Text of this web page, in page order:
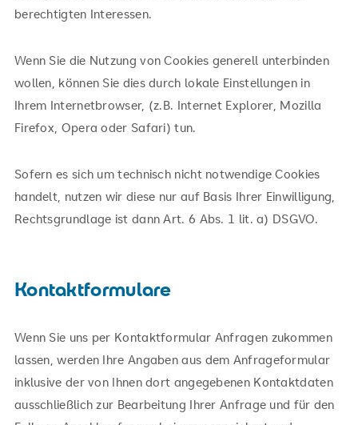
berechtigten Interessen.
Wenn Sie die Nutzung von Cookies generell unterbinden
wollen, können Sie dies durch lokale Einstellungen in
Ihrem Internetbrowser, (z.B. Internet Explorer, Mozilla
Firefox, Opera oder Safari) tun.
Sofern es sich um technisch nicht notwendige Cookies
handelt, nutzen wir diese nur auf Basis Ihrer Einwilligung,
Rechtsgrundlage ist dann Art. 6 Abs. 1 lit. a) DSGVO.
Kontaktformulare
Wenn Sie uns per Kontaktformular Anfragen zukommen
lassen, werden Ihre Angaben aus dem Anfrageformular
inklusive der von Ihnen dort angegebenen Kontaktdaten
ausschließlich zur Bearbeitung Ihrer Anfrage und für den